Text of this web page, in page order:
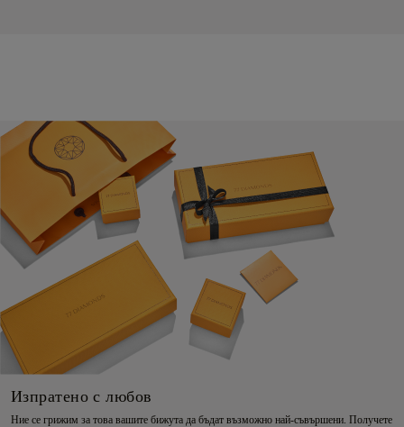
Изпратено с любов
Ние се грижим за това вашите бижута да бъдат възможно най-съвършени. Получете